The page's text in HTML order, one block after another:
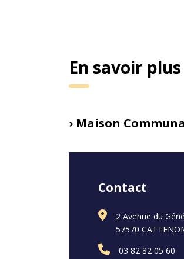
En savoir plus
› Maison
Contact
2 Avenue du
57570
03 82 82 05 60